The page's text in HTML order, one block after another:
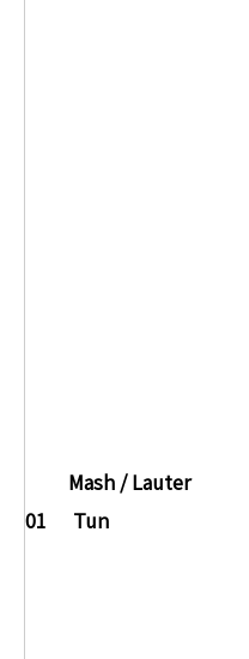
01
Mash /Lauter
Tun